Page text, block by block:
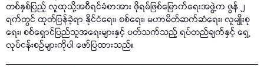
တစ်နှစ်ပြည့် လူထုသို့အစီရင်ခံစာအား ဖိုရမ်ဖြစ်မြောက်ရေးအဖွဲ့က ဇွန် ၂
ရက်တွင် ထုတ်ပြန်ခဲ့ရာ နိုင်ငံရေး၊ စစ်ရေး၊ မဟာမိတ်ဆက်ဆံရေး၊ လူမျိုးစု
ရေး၊ စစ်ရှောင်ပြည်သူအရေးများနှင့် ပတ်သက်သည့် ရပ်တည်ချက်နှင့် ရှေ့
လုပ်ငန်းစဉ်များကိုပါ ဖော်ပြထားသည်။